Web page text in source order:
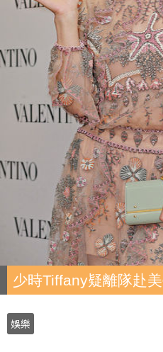
少時Tiffany疑離隊赴
娛樂